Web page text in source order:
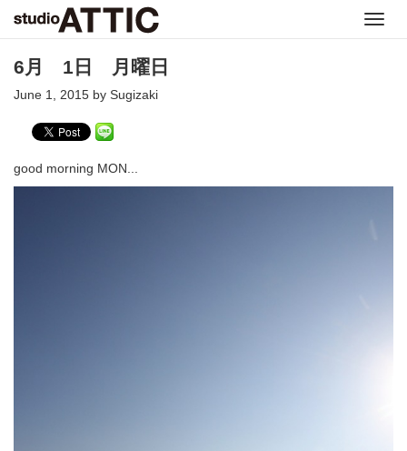
6月 1日 月曜日
June 1, 2015 by Sugizaki
good morning MON...